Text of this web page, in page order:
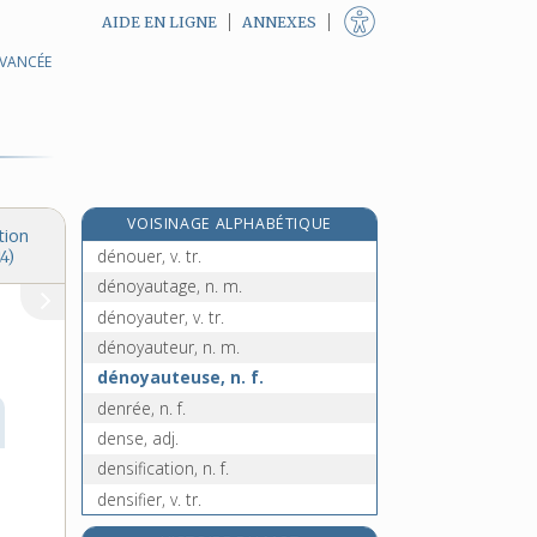
AIDE EN LIGNE ANNEXES
VOISINAGE ALPHABÉTIQUE
dénouement, n. m.
dénouer, v. tr.
dénoyautage, n. m.
dénoyauter, v. tr.
dénoyauteur, n. m.
dénoyauteuse, n. f.
denrée, n. f.
dense, adj.
densification, n. f.
densifier, v. tr.
densimètre, n. m.